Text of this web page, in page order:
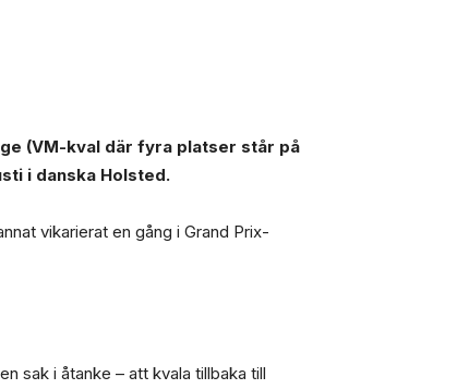
(VM-kval där fyra platser står på
i danska Holsted.
vikarierat en gång i Grand Prix-
sak i åtanke – att kvala tillbaka till